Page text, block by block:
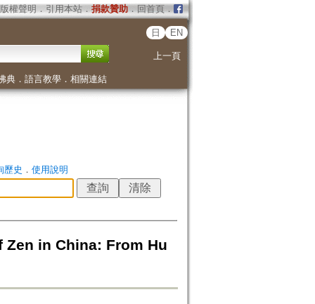
版權聲明 ． 引用本站． 捐款贊助．回首頁．
日 EN
上一頁
典． 語言教學． 相關連結
歷史 ． 使用說明
Zen in China: From Hu